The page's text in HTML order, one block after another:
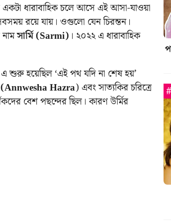
একটা ধারাবাহিক চলে আসে এই আসা-যাওয়া
রয়ে যায়। ওগুলো যেন চিরন্তন।
নামসার্মি (Sarmi) । ২০২২ এ ধারাবাহিক
শুরু হয়েছিল ‘এই পথ যদি না শেষ হয়’
(Annwesha Hazra) এবং সাত্যকির চরিত্রে
বেশ পছন্দের ছিল। কারণ উর্মির